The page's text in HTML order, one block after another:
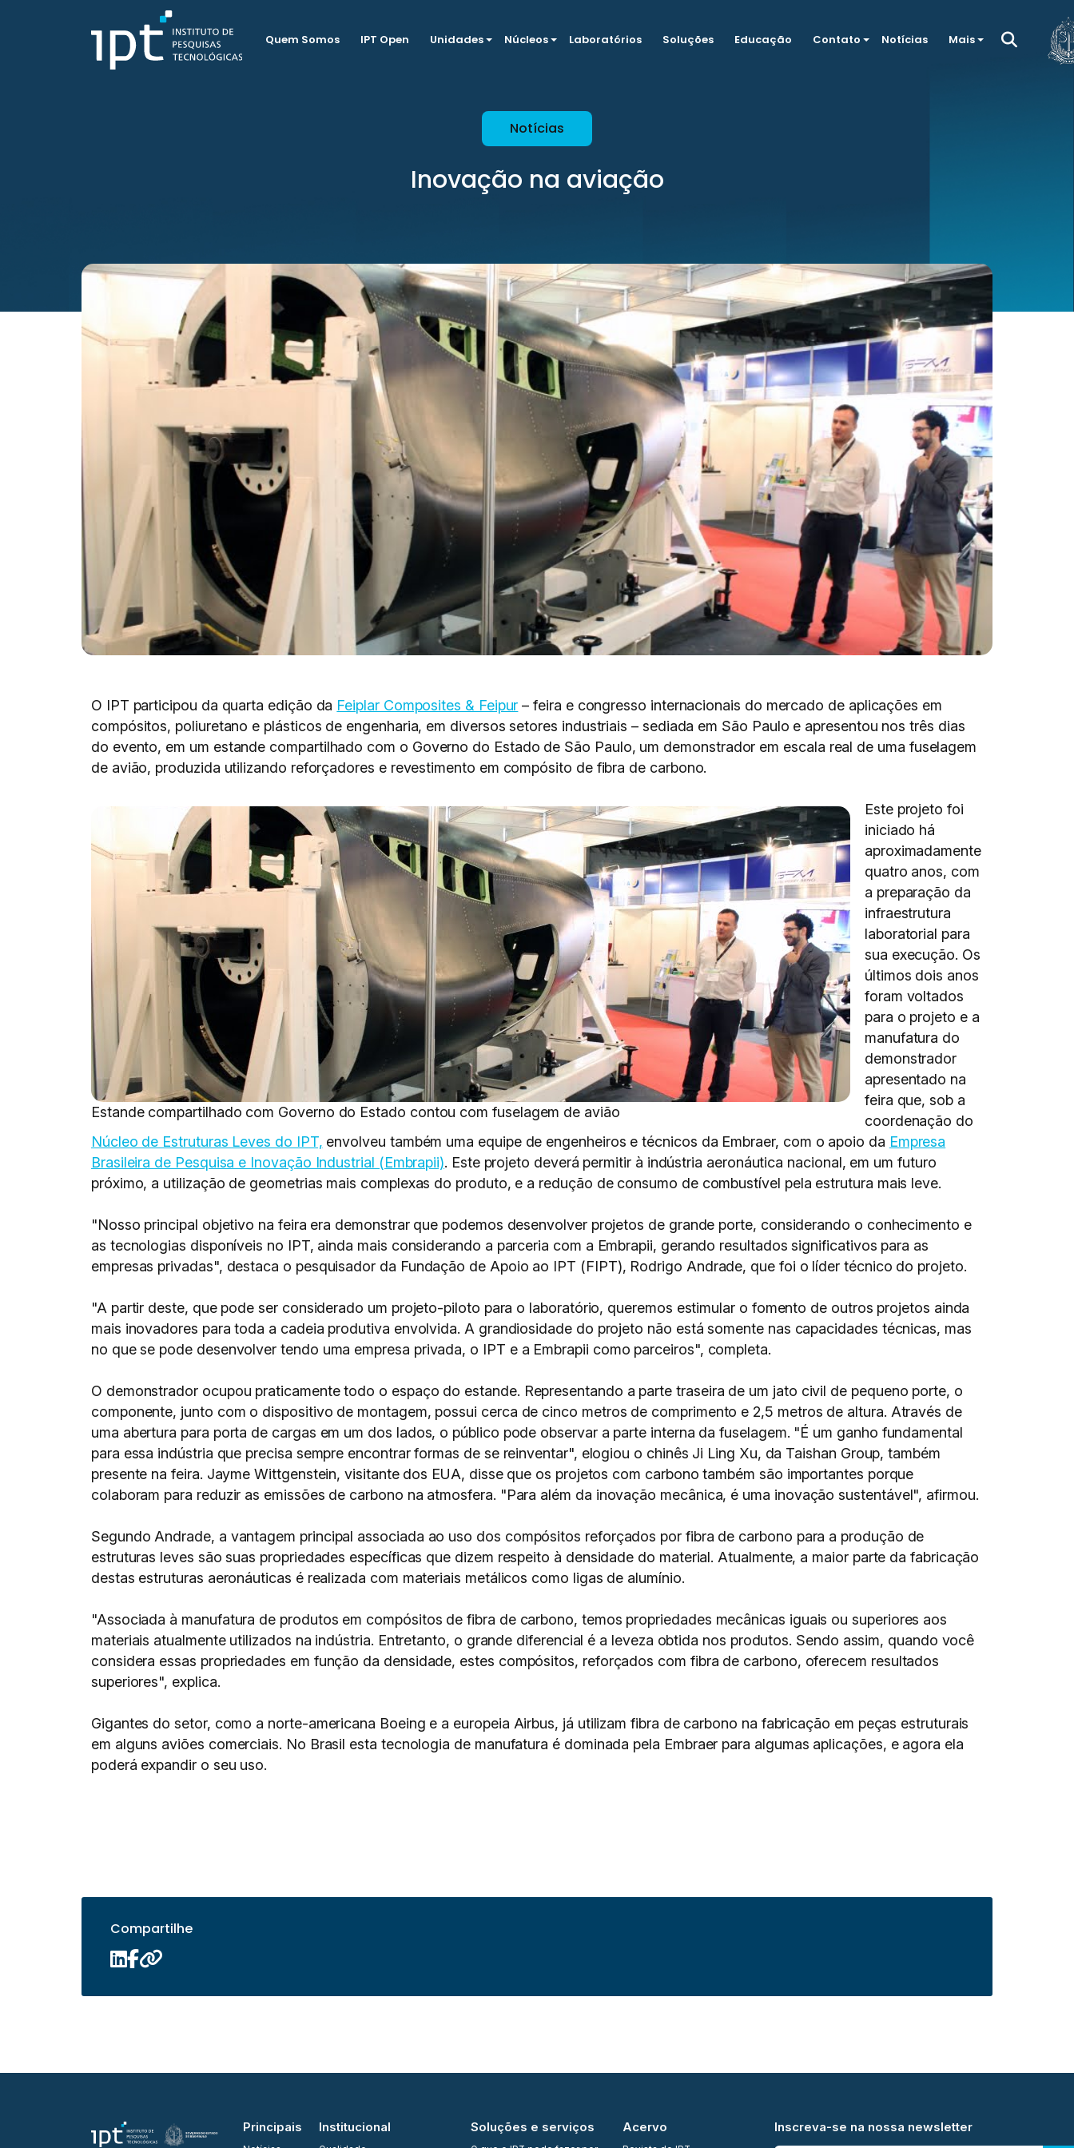
Quem Somos IPT Open Unidades Núcleos Laboratórios Soluções Educação Contato Notícias Mais
Notícias
Inovação na aviação
O IPT participou da quarta edição da Feiplar Composites & Feipur – feira e congresso internacionais do mercado de aplicações em
compósitos, poliuretano e plásticos de engenharia, em diversos setores industriais – sediada em São Paulo e apresentou nos três dias
do evento, em um estande compartilhado com o Governo do Estado de São Paulo, um demonstrador em escala real de uma fuselagem
de avião, produzida utilizando reforçadores e revestimento em compósito de fibra de carbono.
Estande compartilhado com Governo do Estado contou com fuselagem de avião
Este projeto foi
iniciado há
aproximadamente
quatro anos, com
a preparação da
infraestrutura
laboratorial para
sua execução. Os
últimos dois anos
foram voltados
para o projeto e a
manufatura do
demonstrador
apresentado na
feira que, sob a
coordenação do
Núcleo de Estruturas Leves do IPT, envolveu também uma equipe de engenheiros e técnicos da Embraer, com o apoio da Empresa
Brasileira de Pesquisa e Inovação Industrial (Embrapii). Este projeto deverá permitir à indústria aeronáutica nacional, em um futuro
próximo, a utilização de geometrias mais complexas do produto, e a redução de consumo de combustível pela estrutura mais leve.
"Nosso principal objetivo na feira era demonstrar que podemos desenvolver projetos de grande porte, considerando o conhecimento e
as tecnologias disponíveis no IPT, ainda mais considerando a parceria com a Embrapii, gerando resultados significativos para as
empresas privadas", destaca o pesquisador da Fundação de Apoio ao IPT (FIPT), Rodrigo Andrade, que foi o líder técnico do projeto.
"A partir deste, que pode ser considerado um projeto-piloto para o laboratório, queremos estimular o fomento de outros projetos ainda
mais inovadores para toda a cadeia produtiva envolvida. A grandiosidade do projeto não está somente nas capacidades técnicas, mas
no que se pode desenvolver tendo uma empresa privada, o IPT e a Embrapii como parceiros", completa.
O demonstrador ocupou praticamente todo o espaço do estande. Representando a parte traseira de um jato civil de pequeno porte, o
componente, junto com o dispositivo de montagem, possui cerca de cinco metros de comprimento e 2,5 metros de altura. Através de
uma abertura para porta de cargas em um dos lados, o público pode observar a parte interna da fuselagem. "É um ganho fundamental
para essa indústria que precisa sempre encontrar formas de se reinventar", elogiou o chinês Ji Ling Xu, da Taishan Group, também
presente na feira. Jayme Wittgenstein, visitante dos EUA, disse que os projetos com carbono também são importantes porque
colaboram para reduzir as emissões de carbono na atmosfera. "Para além da inovação mecânica, é uma inovação sustentável", afirmou.
Segundo Andrade, a vantagem principal associada ao uso dos compósitos reforçados por fibra de carbono para a produção de
estruturas leves são suas propriedades específicas que dizem respeito à densidade do material. Atualmente, a maior parte da fabricação
destas estruturas aeronáuticas é realizada com materiais metálicos como ligas de alumínio.
"Associada à manufatura de produtos em compósitos de fibra de carbono, temos propriedades mecânicas iguais ou superiores aos
materiais atualmente utilizados na indústria. Entretanto, o grande diferencial é a leveza obtida nos produtos. Sendo assim, quando você
considera essas propriedades em função da densidade, estes compósitos, reforçados com fibra de carbono, oferecem resultados
superiores", explica.
Gigantes do setor, como a norte-americana Boeing e a europeia Airbus, já utilizam fibra de carbono na fabricação em peças estruturais
em alguns aviões comerciais. No Brasil esta tecnologia de manufatura é dominada pela Embraer para algumas aplicações, e agora ela
poderá expandir o seu uso.
Compartilhe
Principais Institucional Soluções e serviços Acervo Inscreva-se na nossa newsletter